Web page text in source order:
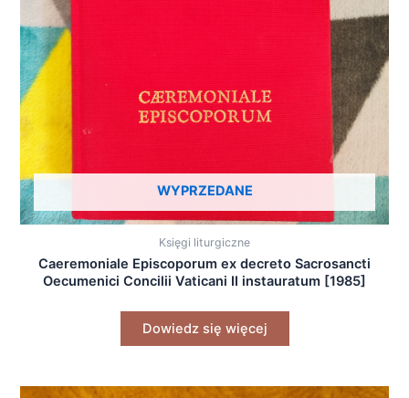
WYPRZEDANE
Księgi liturgiczne
Caeremoniale Episcoporum ex decreto Sacrosancti
Oecumenici Concilii Vaticani II instauratum [1985]
Dowiedz się więcej